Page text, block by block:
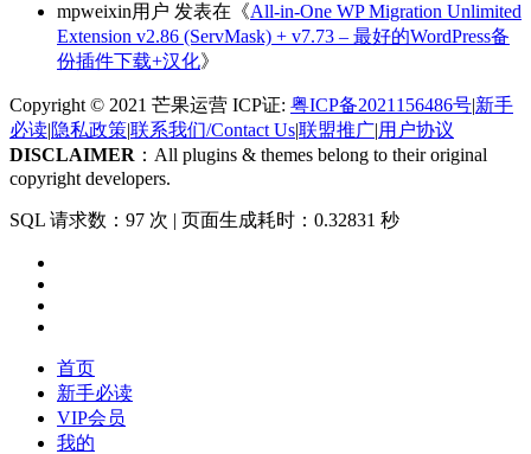
mpweixin用户 发表在《All-in-One WP Migration Unlimited
Extension v2.86 (ServMask) + v7.73 – 最好的WordPress备
份插件下载+汉化》
Copyright © 2021 芒果运营 ICP证: 粤ICP备2021156486号|新手
必读|隐私政策|联系我们/Contact Us|联盟推广|用户协议
DISCLAIMER ：All plugins & themes belong to their original
copyright developers.
SQL 请求数：97 次 | 页面生成耗时：0.32831 秒
首页
新手必读
VIP会员
我的